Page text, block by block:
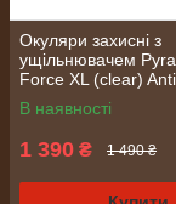
Окуляри захисні з
ущільнювачем
Force XL (clear)
прозорий
В наявності
1 390 ₴ 1 490 ₴